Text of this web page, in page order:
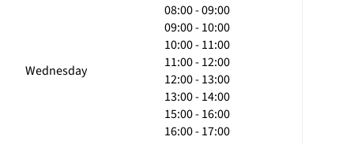
Wednesday
08:00 - 09:00
09:00 - 10:00
10:00 - 11:00
11:00 - 12:00
12:00 - 13:00
13:00 - 14:00
15:00 - 16:00
16:00 - 17:00